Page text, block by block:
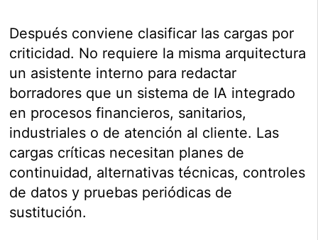
Después conviene clasificar las cargas por
criticidad. No requiere la misma arquitectura
un asistente interno para redactar
borradores que un sistema de IA integrado
en procesos financieros, sanitarios,
industriales o de atención al cliente. Las
cargas críticas necesitan planes de
continuidad, alternativas técnicas, controles
de datos y pruebas periódicas de
sustitución.